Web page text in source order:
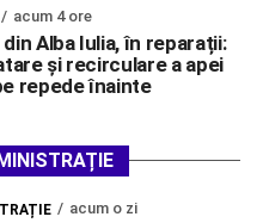
acum 4 ore
Alba Iulia, în reparații:
și recirculare a apei
repede înainte
acum o zi